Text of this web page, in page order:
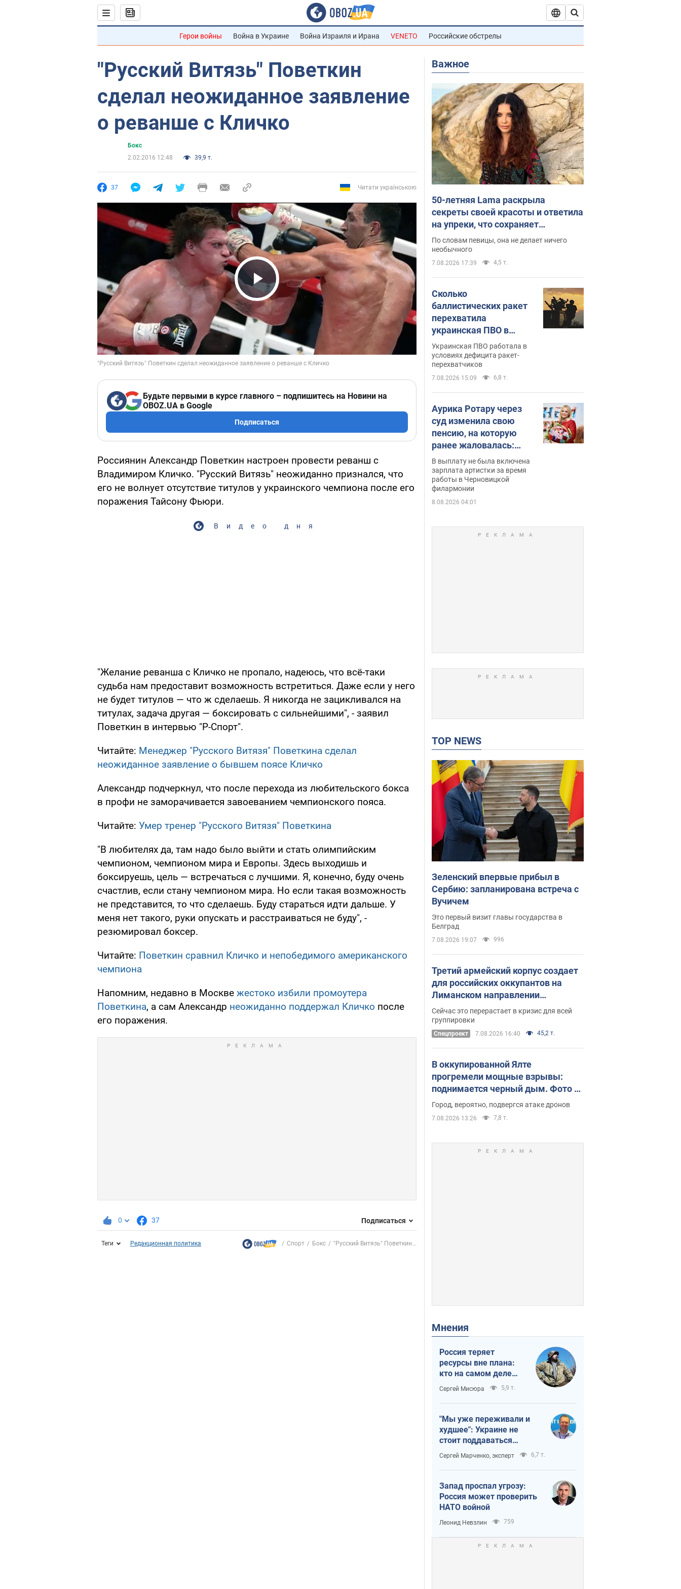
Герои войны Война в Украине Война Израиля и Ирана VENETO Российские обстрелы
"Русский Витязь" Поветкин
сделал неожиданное заявление
о реванше с Кличко
Бокс
2.02.2016 12:48
39,9 т.
37 Читати українською
Play Video
Будьте первыми в курсе главного – подпишитесь на Новини на
OBOZ.UA в Google
Подписаться
Россиянин Александр Поветкин настроен провести реванш с
Владимиром Кличко. "Русский Витязь" неожиданно признался, что
его не волнует отсутствие титулов у украинского чемпиона после его
поражения Тайсону Фьюри.
Видео дня
"Желание реванша с Кличко не пропало, надеюсь, что всё-таки
судьба нам предоставит возможность встретиться. Даже если у него
не будет титулов — что ж сделаешь. Я никогда не зацикливался на
титулах, задача другая — боксировать с сильнейшими", - заявил
Поветкин в интервью "Р-Спорт".
Читайте: Менеджер "Русского Витязя" Поветкина сделал
неожиданное заявление о бывшем поясе Кличко
Александр подчеркнул, что после перехода из любительского бокса
в профи не заморачивается завоеванием чемпионского пояса.
Читайте: Умер тренер "Русского Витязя" Поветкина
"В любителях да, там надо было выйти и стать олимпийским
чемпионом, чемпионом мира и Европы. Здесь выходишь и
боксируешь, цель — встречаться с лучшими. Я, конечно, буду очень
счастлив, если стану чемпионом мира. Но если такая возможность
не представится, то что сделаешь. Буду стараться идти дальше. У
меня нет такого, руки опускать и расстраиваться не буду", -
резюмировал боксер.
Читайте: Поветкин сравнил Кличко и непобедимого американского
чемпиона
Напомним, недавно в Москве жестоко избили промоутера
Поветкина, а сам Александр неожиданно поддержал Кличко после
его поражения.
0 37 Подписаться
Теги Редакционная политика Спорт Бокс "Русский Витязь" Поветкин...
Важное
50-летняя Lama раскрыла
секреты своей красоты и ответила
на упреки, что сохраняет
молодость, ведь у нее нет детей
По словам певицы, она не делает ничего
необычного
7.08.2026 17:39 4,5 т.
Сколько
баллистических ракет
перехватила
украинская ПВО в
июле: в Минобороны
назвали цифру
Украинская ПВО работала в
условиях дефицита ракет-
перехватчиков
7.08.2026 15:09 6,8 т.
Аурика Ротару через
суд изменила свою
пенсию, на которую
ранее жаловалась:
сколько получала
певица
В выплату не была включена
зарплата артистки за время
работы в Черновицкой
филармонии
8.08.2026 04:01
TOP NEWS
Зеленский впервые прибыл в
Сербию: запланирована встреча с
Вучичем
Это первый визит главы государства в
Белград
7.08.2026 19:07 996
Третий армейский корпус создает
для российских оккупантов на
Лиманском направлении
критический дискомфорт: как это
удалось
Сейчас это перерастает в кризис для всей
группировки
Спецпроект 7.08.2026 16:40 45,2 т.
В оккупированной Ялте
прогремели мощные взрывы:
поднимается черный дым. Фото и
видео
Город, вероятно, подвергся атаке дронов
7.08.2026 13:26 7,8 т.
Мнения
Россия теряет
ресурсы вне плана:
кто на самом деле
диктует темп войны
Сергей Мисюра 5,9 т.
"Мы уже переживали и
худшее": Украине не
стоит поддаваться
отчаянию из-за
ракетного террора
Сергей Марченко, эксперт 6,7 т.
Запад проспал угрозу:
Россия может проверить
НАТО войной
Леонид Невзлин 759